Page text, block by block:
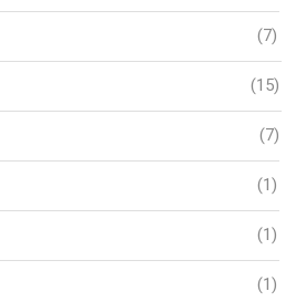
(7)
(15)
(7)
(1)
(1)
(1)